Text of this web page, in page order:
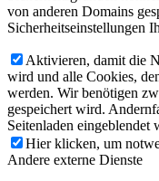
von anderen Domains
Sicherheitseinstellungen
Aktivieren, damit die
wird und alle Cookies,
werden. Wir benötigen
gespeichert wird.
Seitenladen eingeblendet
Hier klicken, um
Andere externe Dienste